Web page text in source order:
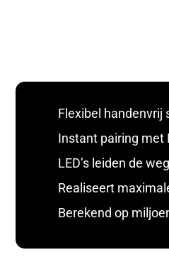
Flexibel handenvrij
Instant pairing met
LED’s leiden de weg
Realiseert
Berekend op